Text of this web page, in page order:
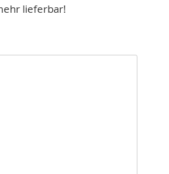
lieferbar!